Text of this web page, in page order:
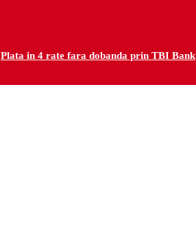
Plata in 4 rate fara dobanda prin TBI Bank